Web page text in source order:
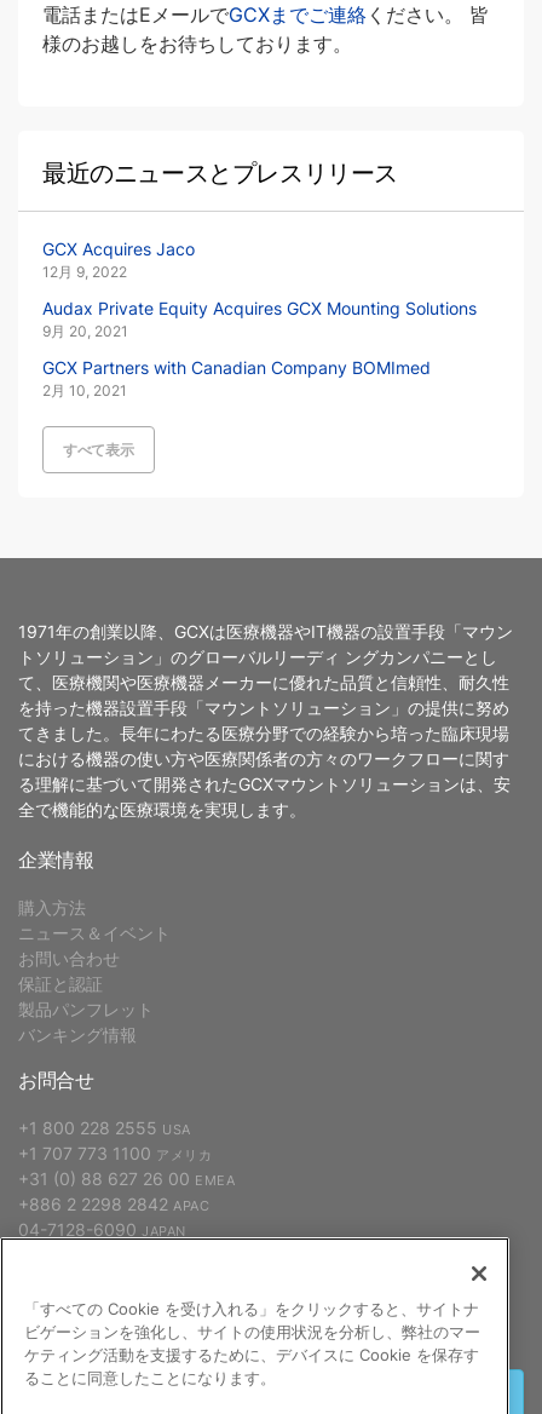
電話またはEメールでGCXまでご連絡ください。 皆
様のお越しをお待ちしております。
最近のニュースとプレスリリース
GCX Acquires Jaco
12月 9, 2022
Audax Private Equity Acquires GCX Mounting Solutions
9月 20, 2021
GCX Partners with Canadian Company BOMImed
2月 10, 2021
すべて表示
1971年の創業以降、GCXは医療機器やIT機器の設置手段「マウン
トソリューション」のグローバルリーディ ングカンパニーとし
て、医療機関や医療機器メーカーに優れた品質と信頼性、耐久性
を持った機器設置手段「マウントソリューション」の提供に努め
てきました。長年にわたる医療分野での経験から培った臨床現場
における機器の使い方や医療関係者の方々のワークフローに関す
る理解に基づいて開発されたGCXマウントソリューションは、安
全で機能的な医療環境を実現します。
企業情報
購入方法
ニュース＆イベント
お問い合わせ
保証と認証
製品パンフレット
バンキング情報
お問合せ
+1 800 228 2555 USA
+1 707 773 1100 アメリカ
+31 (0) 88 627 26 00 EMEA
+886 2 2298 2842 APAC
04-7128-6090 JAPAN
申し込む
「すべての Cookie を受け入れる」をクリックすると、サイトナ
ビゲーションを強化し、サイトの使用状況を分析し、弊社のマー
ケティング活動を支援するために、デバイスに Cookie を保存す
ることに同意したことになります。